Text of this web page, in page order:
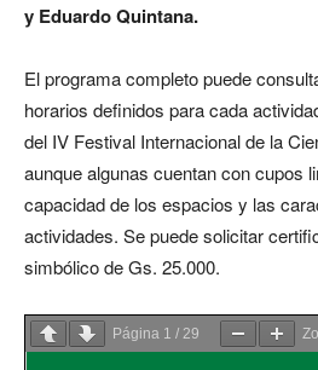
y Eduardo Quintana.
El programa completo puede
horarios definidos para cada
del IV Festival Internacional de la
aunque algunas cuentan con cupos
capacidad de los espacios y las
actividades. Se puede solicitar
simbólico de Gs. 25.000.
Página 1 / 29